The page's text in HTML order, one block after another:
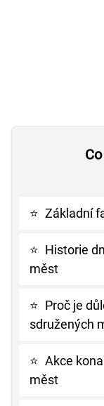
⭐ Základní
⭐ Historie
měst
⭐ Proč je
sdružených
⭐ Akce
měst